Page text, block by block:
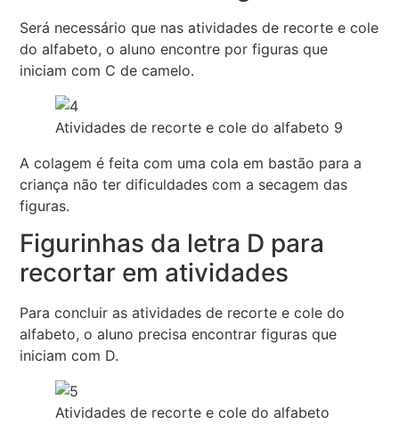
Será necessário que nas atividades de recorte e cole
do alfabeto, o aluno encontre por figuras que
iniciam com C de camelo.
Atividades de recorte e cole do alfabeto 9
A colagem é feita com uma cola em bastão para a
criança não ter dificuldades com a secagem das
figuras.
Figurinhas da letra D para
recortar em atividades
Para concluir as atividades de recorte e cole do
alfabeto, o aluno precisa encontrar figuras que
iniciam com D.
Atividades de recorte e cole do alfabeto